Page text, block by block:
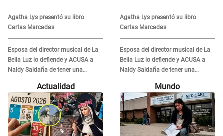
grabar"
Agatha Lys presentó su libro
Cartas Marcadas
Esposa del director musical de La
Bella Luz lo defiende y ACUSA a
Naldy Saldaña de tener una
relación con él y otros integrantes
grabar"
Agatha Lys presentó su libro
Cartas Marcadas
Esposa del director musical de La
Bella Luz lo defiende y ACUSA a
Naldy Saldaña de tener una
relación con él y otros integrantes
Actualidad Mundo